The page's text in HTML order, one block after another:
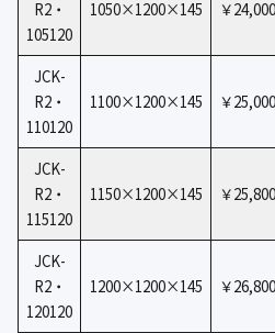
R2・
105120
1050×1200×145 ￥24,000
JCK-
R2・
110120
1100×1200×145 ￥25,000
JCK-
R2・
115120
1150×1200×145 ￥25,800
JCK-
R2・
120120
1200×1200×145 ￥26,800